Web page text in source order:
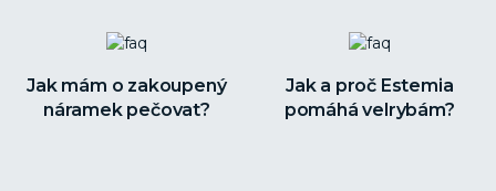
Jak mám o zakoupený
náramek pečovat?
Jak a proč Estemia
pomáhá velrybám?